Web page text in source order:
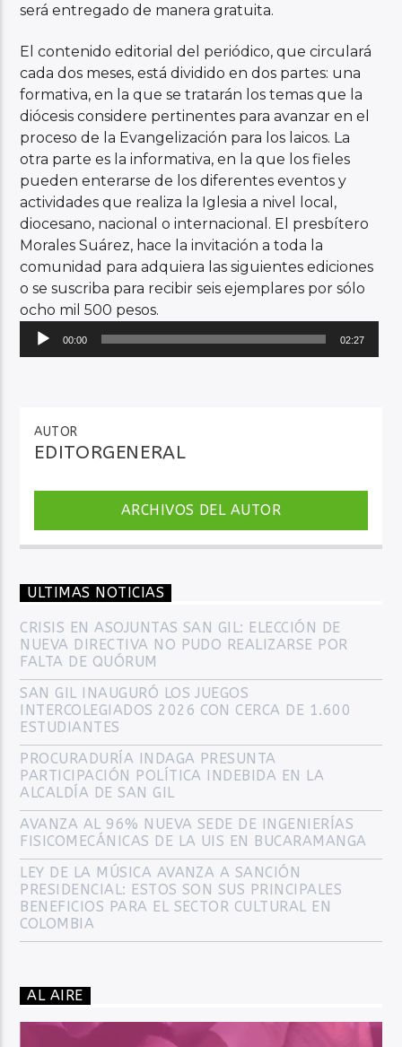
será entregado de manera gratuita.
El contenido editorial del periódico, que circulará
cada dos meses, está dividido en dos partes: una
formativa, en la que se tratarán los temas que la
diócesis considere pertinentes para avanzar en el
proceso de la Evangelización para los laicos. La
otra parte es la informativa, en la que los fieles
pueden enterarse de los diferentes eventos y
actividades que realiza la Iglesia a nivel local,
diocesano, nacional o internacional. El presbítero
Morales Suárez, hace la invitación a toda la
comunidad para adquiera las siguientes ediciones
o se suscriba para recibir seis ejemplares por sólo
ocho mil 500 pesos.
Reproductor
00:00 02:27
AUTOR
EDITORGENERAL
ARCHIVOS DEL AUTOR
ULTIMAS NOTICIAS
CRISIS EN ASOJUNTAS SAN GIL: ELECCIÓN DE
NUEVA DIRECTIVA NO PUDO REALIZARSE POR
FALTA DE QUÓRUM
SAN GIL INAUGURÓ LOS JUEGOS
INTERCOLEGIADOS 2026 CON CERCA DE 1.600
ESTUDIANTES
PROCURADURÍA INDAGA PRESUNTA
PARTICIPACIÓN POLÍTICA INDEBIDA EN LA
ALCALDÍA DE SAN GIL
AVANZA AL 96% NUEVA SEDE DE INGENIERÍAS
FISICOMECÁNICAS DE LA UIS EN BUCARAMANGA
LEY DE LA MÚSICA AVANZA A SANCIÓN
PRESIDENCIAL: ESTOS SON SUS PRINCIPALES
BENEFICIOS PARA EL SECTOR CULTURAL EN
COLOMBIA
AL AIRE